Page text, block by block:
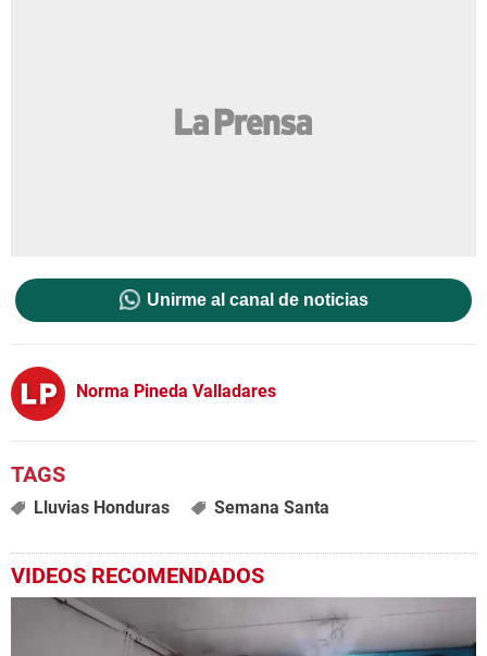
Unirme al canal de noticias
Norma Pineda Valladares
Lluvias Honduras Semana Santa
VIDEOS RECOMENDADOS